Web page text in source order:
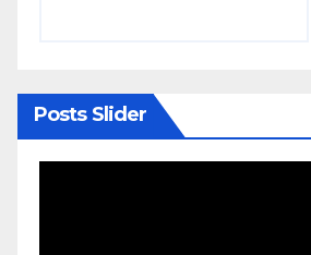
Posts Slider